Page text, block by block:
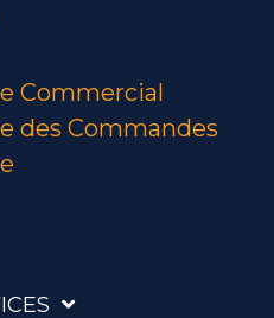
Commercial
des Commandes